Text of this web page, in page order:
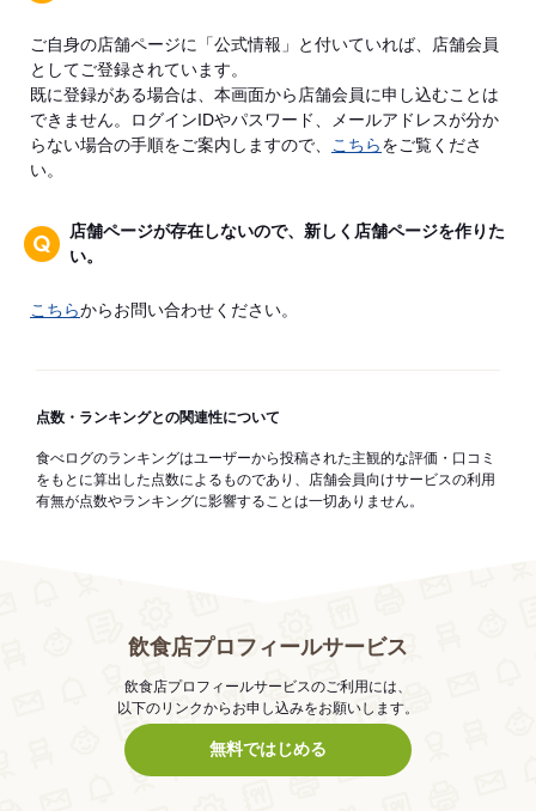
ご自身の店舗ページに「公式情報」と付いていれば、店舗会員
としてご登録されています。
既に登録がある場合は、本画面から店舗会員に申し込むことは
できません。ログインIDやパスワード、メールアドレスが分か
らない場合の手順をご案内しますので、
こちらをご覧くださ
い。
店舗ページが存在しないので、新しく店舗ページを作りた
い。
こちらからお問い合わせください。
点数・ランキングとの関連性について
食べログのランキングはユーザーから投稿された主観的な評価・口コミ
をもとに算出した点数によるものであり、店舗会員向けサービスの利用
有無が点数やランキングに影響することは一切ありません。
飲食店プロフィールサービス
飲食店プロフィールサービスのご利用には、
以下のリンクからお申し込みをお願いします。
無料ではじめる